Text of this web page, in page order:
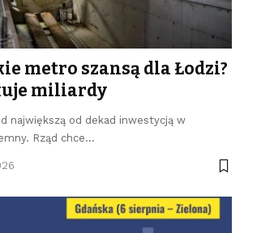
metro szansą dla Łodzi?
miliardy
największą od dekad inwestycją w
Rząd chce…